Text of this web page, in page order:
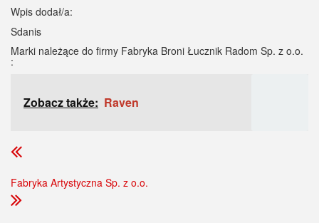
Wpis dodał/a:
Sdanis
Marki należące do firmy Fabryka Broni Łucznik Radom Sp. z o.o.
:
Zobacz także: Raven
Fabryka Artystyczna Sp. z o.o.